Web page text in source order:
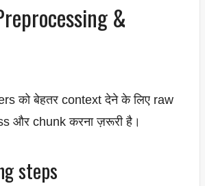
&
को बेहतर context देने के लिए raw
और chunk करना ज़रूरी है।
steps